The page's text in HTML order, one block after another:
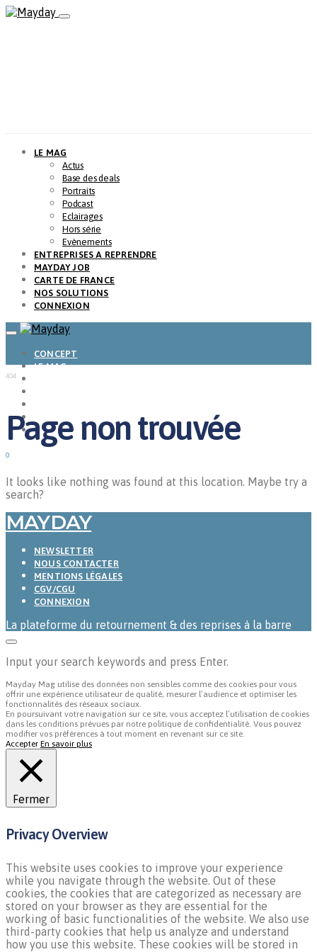
LE MAG
Actus
Base des deals
Portraits
Podcast
Eclairages
Hors série
Evènements
ENTREPRISES A REPRENDRE
MAYDAY JOB
CARTE DE FRANCE
NOS SOLUTIONS
CONNEXION
CONCEPT
LE MAG
CONNEXION
0
404
Page non trouvée
It looks like nothing was found at this location. Maybe try a
search?
MAYDAY
NEWSLETTER
NOUS CONTACTER
MENTIONS LÉGALES
CGV/CGU
CONNEXION
La plateforme du retournement & des reprises à la barre
Input your search keywords and press Enter.
Mayday Mag utilise des données non sensibles comme des cookies pour vous
offrir une expérience utilisateur de qualité, mesurer l’audience et optimiser les
fonctionnalités des réseaux sociaux.
En poursuivant votre navigation sur ce site, vous acceptez l’utilisation de cookies
dans les conditions prévues par notre politique de confidentialité. Vous pouvez
modifier vos préférences à tout moment en revenant sur ce site.
Accepter En savoir plus
Fermer
Privacy Overview
This website uses cookies to improve your experience
while you navigate through the website. Out of these
cookies, the cookies that are categorized as necessary are
stored on your browser as they are essential for the
working of basic functionalities of the website. We also use
third-party cookies that help us analyze and understand
how you use this website. These cookies will be stored in